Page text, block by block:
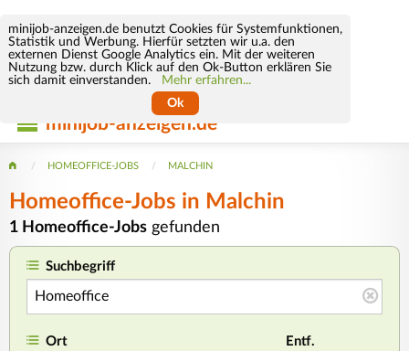
minijob-anzeigen.de benutzt Cookies für Systemfunktionen,
Statistik und Werbung. Hierfür setzten wir u.a. den
externen Dienst Google Analytics ein. Mit der weiteren
Nutzung bzw. durch Klick auf den Ok-Button erklären Sie
sich damit einverstanden.
Mehr erfahren...
Ok
minijob-anzeigen.de
HOMEOFFICE-JOBS MALCHIN
Homeoffice-Jobs in Malchin
1 Homeoffice-Jobs gefunden
Suchbegriff
Ort Entf.